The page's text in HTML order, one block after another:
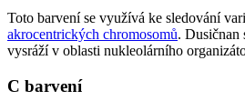
Toto barvení se využívá ke sledování
akrocentrických chromosomů. Dusičnan
vysráží v oblasti nukleolárního
C barvení